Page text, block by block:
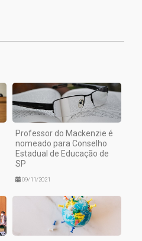
Professor do Mackenzie é
nomeado para Conselho
Estadual de Educação de
SP
09/11/2021